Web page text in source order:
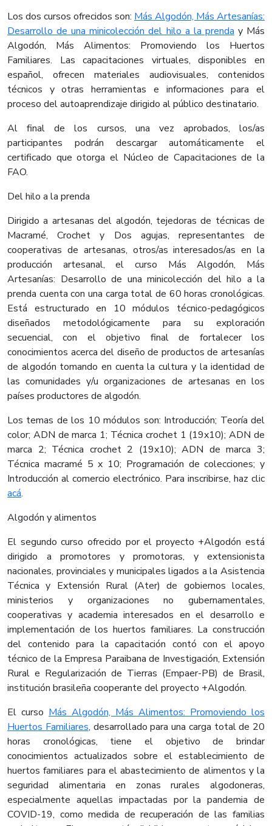
Los dos cursos ofrecidos son: Más Algodón, Más Artesanías:
Desarrollo de una minicolección del hilo a la prenda​ ​ y Más
Algodón, Más Alimentos: Promoviendo los Huertos
Familiares. Las capacitaciones virtuales, disponibles en
español, ofrecen materiales audiovisuales, contenidos
técnicos y otras herramientas e informaciones para el
proceso del autoaprendizaje dirigido al público destinatario.
Al final de los cursos, una vez aprobados, los/as
participantes podrán descargar automáticamente el
certificado que otorga el Núcleo de Capacitaciones de la
FAO.
Del hilo a la prenda
Dirigido a artesanas del algodón, tejedoras de técnicas de
Macramé, Crochet y Dos agujas, representantes de
cooperativas de artesanas, otros/as interesados/as en la
producción artesanal, el curso Más Algodón, Más
Artesanías: Desarrollo de una minicolección del hilo a la
prenda cuenta con una carga total de 60 horas cronológicas.
Está estructurado en 10 módulos técnico-pedagógicos
diseñados metodológicamente para su exploración
secuencial, con el objetivo final de fortalecer los
conocimientos acerca del diseño de productos de artesanías
de algodón tomando en cuenta la cultura y la identidad de
las comunidades y/u organizaciones de artesanas en los
países productores de algodón.
Los temas de los 10 módulos son: Introducción; Teoría del
color; ADN de marca 1; Técnica crochet 1 (19x10); ADN de
marca 2; Técnica crochet 2 (19x10); ADN de marca 3;
Técnica macramé 5 x 10; Programación de colecciones; y
Introducción al comercio electrónico. Para inscribirse, haz clic
acá​.
Algodón y alimentos
El segundo curso ofrecido por el proyecto +Algodón está
dirigido a promotores y promotoras, y extensionista
nacionales, provinciales y municipales ligados a la Asistencia
Técnica y Extensión Rural (Ater) de gobiernos locales,
ministerios y organizaciones no gubernamentales,
cooperativas y academia interesados en el desarrollo e
implementación de los huertos familiares. La construcción
del contenido para la capacitación contó con el apoyo
técnico de la Empresa Paraibana de Investigación, Extensión
Rural e Regularización de Tierras (Empaer-PB) de Brasil,
institución brasileña cooperante del proyecto +Algodón.
El curso Más Algodón, Más Alimentos: Promoviendo los
Huertos Familiares, desarrollado para una carga total de 20
horas cronológicas, tiene el objetivo de brindar
conocimientos actualizados sobre el establecimiento de
huertos familiares para el abastecimiento de alimentos y la
seguridad alimentaria en zonas rurales algodoneras,
especialmente aquellas impactadas por la pandemia de
COVID-19, como medida de recuperación de las familias